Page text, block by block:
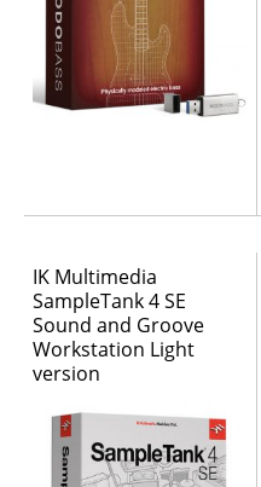
IK Multimedia
SampleTank 4 SE
Sound and Groove
Workstation Light
version